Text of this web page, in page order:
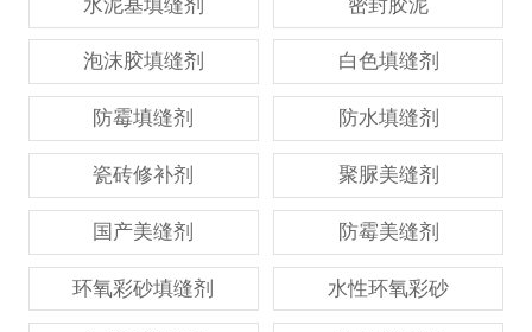
水泥基填缝剂 密封胶泥
泡沫胶填缝剂 白色填缝剂
防霉填缝剂 防水填缝剂
瓷砖修补剂 聚脲美缝剂
国产美缝剂 防霉美缝剂
环氧彩砂填缝剂 水性环氧彩砂